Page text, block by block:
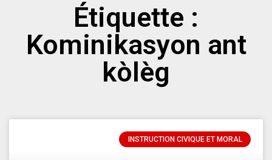
Étiquette :
Kominikasyon ant
kòlèg
INSTRUCTION CIVIQUE ET MORAL